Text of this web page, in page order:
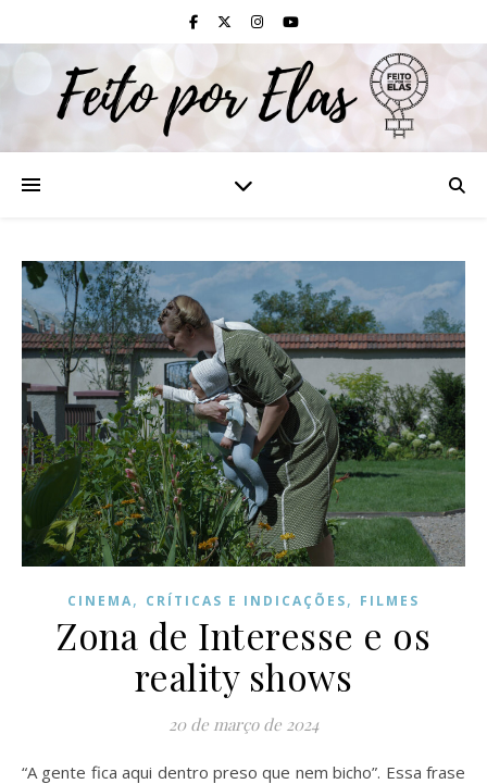
CINEMA, CRÍTICAS E INDICAÇÕES, FILMES
Zona de Interesse e os
reality shows
20 de março de 2024
“A gente fica aqui dentro preso que nem bicho”. Essa frase